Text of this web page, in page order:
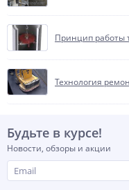
Принцип работы
Технология
Будьте в курсе!
Новости, обзоры и акции